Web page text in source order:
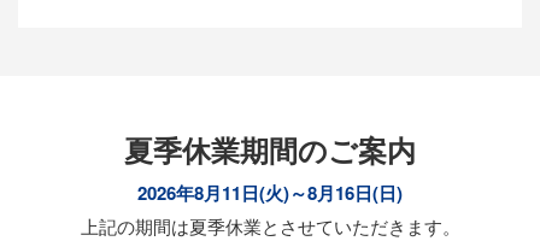
夏季休業期間のご案内
2026年8月11日(火)～8月16日(日)
上記の期間は夏季休業とさせていただきます。